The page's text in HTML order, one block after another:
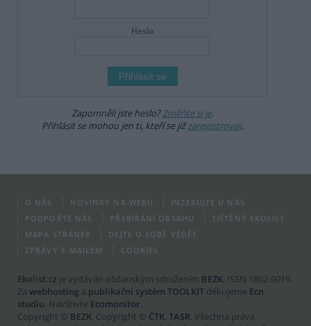
Heslo
Zapomněli jste heslo?Změňte si je.
Přihlásit se mohou jen ti, kteří se jižzaregistrovali.
O NÁS NOVINKY NA WEBU
INZERUJTE U NÁS
PODPOŘTE NÁS
PŘEBÍRÁNÍ OBSAHU
TIŠTĚNÝ EKOLIST
MAPA STRÁNEK
DEJTE O SOBĚ VĚDĚT
ZPRÁVY E-MAILEM
COOKIES
Ekolist.cz je vydáván občanským sdružením BEZK . ISSN 1802-9019.
Za webhosting a publikační systém TOOLKIT děkujeme Ecn
studiu . Navštivte Ecomonitor
Copyright © BEZK . Copyright © ČTK, TASR . Všechna práva